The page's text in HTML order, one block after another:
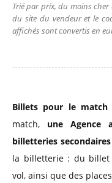
Trié par prix, du moins
du site du vendeur et le
affichés sont convertis en
Billets pour le match
match, une Agence
billetteries secondaires
la billetterie : du billet
vol, ainsi que des